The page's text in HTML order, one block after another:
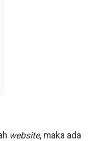
website, maka ada